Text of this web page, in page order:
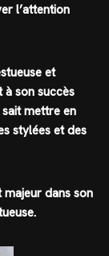
l’attention
et
à son succès
sait mettre en
stylées et des
majeur dans son